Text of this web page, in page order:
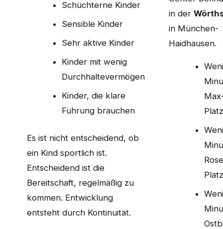
Schüchterne Kinder
Sensible Kinder
Sehr aktive Kinder
Kinder mit wenig
Durchhaltevermögen
Kinder, die klare
Führung brauchen
Es ist nicht entscheidend, ob
ein Kind sportlich ist.
Entscheidend ist die
Bereitschaft, regelmäßig zu
kommen. Entwicklung
entsteht durch Kontinuität.
in der
in München-
Haidhausen.
Platz
Platz